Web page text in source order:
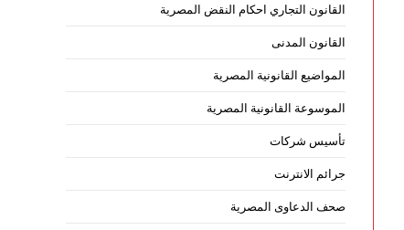
القانون التجاري احكام النقض المصرية
القانون المدنى
المواضيع القانونية المصرية
الموسوعة القانونية المصرية
تأسيس شركات
جرائم الانترنت
صحف الدعاوى المصرية